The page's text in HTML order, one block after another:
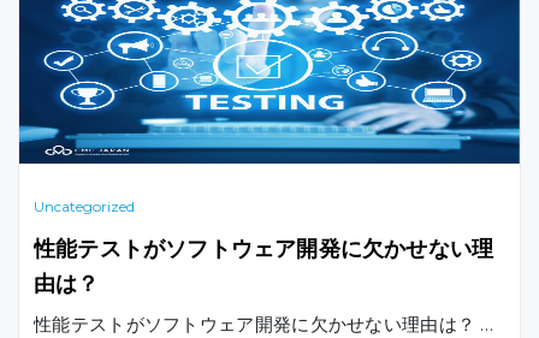
Uncategorized
性能テストがソフトウェア開発に欠かせない理
由は？
性能テストがソフトウェア開発に欠かせない理由は？ …